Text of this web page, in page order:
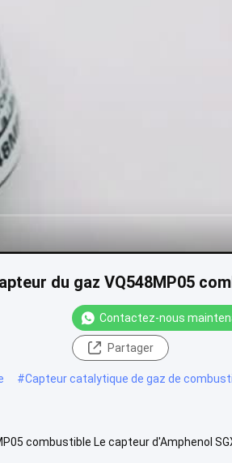
du gaz VQ548MP05
Contactez-nous
Partager
#Capteur catalytique de gaz de
combustible Le capteur d'Amphenol